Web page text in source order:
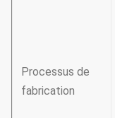
Processus de
fabrication